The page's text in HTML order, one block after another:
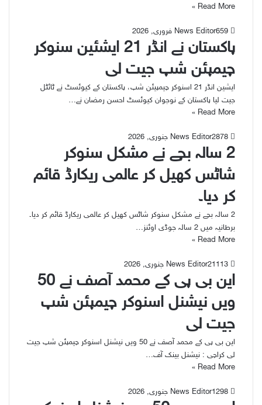
Read More »
News Editor6 فروری, 2026
پاکستان نے انڈر 21 ایشئین سنوکر
چیمپئن شپ جیت لی
ایشین انڈر 21 اسنوکر چیمپیئن شپ، پاکستان کے کیوئسٹ نے ٹائٹل
جیت لیا پاکستان کے نوجوان کیوئسٹ احسن رمضان نے…
Read More »
News Editor28 جنوری, 2026
2 سالہ بچے نے مشکل سنوکر
شاٹس کھیل کر عالمی ریکارڈ قائم
کر دیا۔
2 سالہ بچے نے مشکل سنوکر شاٹس کھیل کر عالمی ریکارڈ قائم کر دیا۔
برطانیہ میں 2 سالہ جوڈی اوئنز…
Read More »
News Editor21 جنوری, 2026
این بی پی کے محمد آصف نے 50
ویں نیشنل اسنوکر چیمپئن شپ
جیت لی
این بی پی کے محمد آصف نے 50 ویں نیشنل اسنوکر چیمپئن شپ جیت
لی کراچی : نیشنل بینک آف…
Read More »
News Editor12 جنوری, 2026